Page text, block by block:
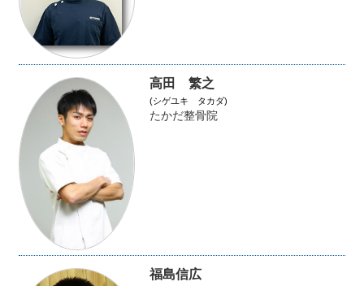
高田 繁之
(シゲユキ タカダ)
たかだ整骨院
福島信広